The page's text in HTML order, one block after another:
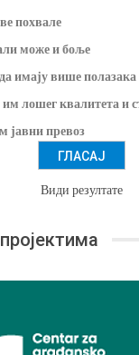
похвале
може и боље
имају више полазака
им лошег квалитета и
јавни превоз
Види резултате